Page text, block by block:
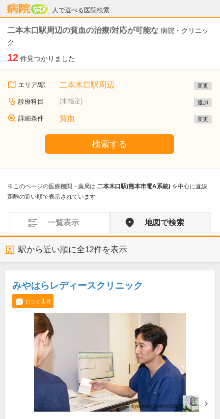
人で選べる医院検索
病院なび
二本木口駅周辺の貧血の治療/対応が可能な 病院・クリニッ
ク
12 件見つかりました
エリア/駅 二本木口駅周辺 変更
診療科目 (未指定) 追加
詳細条件 貧血 変更
検索する
※このページの医療機関・薬局は 二本木口駅(熊本市電A系統) を中心に直線
距離の近い順で表示されています
一覧表示 地図で検索
駅から近い順に全12件を表示
みやはらレディースクリニック
口コミ 1件